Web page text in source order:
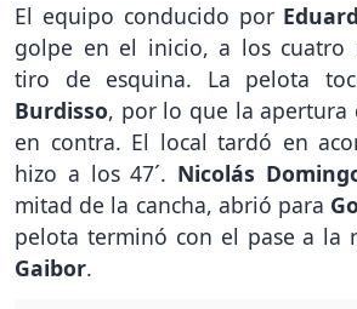
El equipo conducido por
golpe en el inicio, a los cuatro
tiro de esquina. La pelota
Burdisso, por lo que la apertura
en contra. El local tardó en
hizo a los 47´. Nicolás
mitad de la cancha, abrió para
pelota terminó con el pase a la
Gaibor.